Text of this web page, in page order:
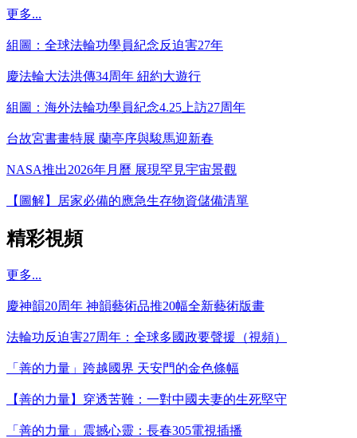
更多...
組圖：全球法輪功學員紀念反迫害27年
慶法輪大法洪傳34周年 紐約大遊行
組圖：海外法輪功學員紀念4.25上訪27周年
台故宮書畫特展 蘭亭序與駿馬迎新春
NASA推出2026年月曆 展現罕見宇宙景觀
【圖解】居家必備的應急生存物資儲備清單
精彩視頻
更多...
慶神韻20周年 神韻藝術品推20幅全新藝術版畫
法輪功反迫害27周年：全球多國政要聲援（視頻）
「善的力量」跨越國界 天安門的金色條幅
【善的力量】穿透苦難：一對中國夫妻的生死堅守
「善的力量」震撼心靈：長春305電視插播